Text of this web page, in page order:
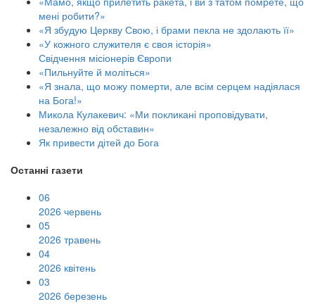
мені робити?»
«Я збудую Церкву Свою, і брами пекла не здолають її»
«У кожного служителя є своя історія»
Свідчення місіонерів Європи
«Пильнуйте й моліться»
«Я знала, що можу померти, але всім серцем надіялася
на Бога!»
Микола Кулакевич: «Ми покликані проповідувати,
незалежно від обставин»
Як привести дітей до Бога
Останні газети
06
2026 червень
05
2026 травень
04
2026 квітень
03
2026 березень